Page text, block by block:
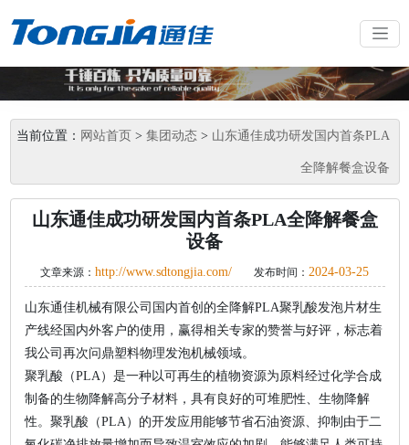
当前位置： 网站首页 > 集团动态> 山东通佳成功研发国内首条PLA
全降解餐盒设备
山东通佳成功研发国内首条PLA全降解餐盒
设备
文章来源： http://www.sdtongjia.com/ 发布时间： 2024-03-25
山东通佳机械有限公司国内首创的全降解PLA聚乳酸发泡片材生
产线经国内外客户的使用，赢得相关专家的赞誉与好评，标志着
我公司再次问鼎塑料物理发泡机械领域。
聚乳酸（PLA）是一种以可再生的植物资源为原料经过化学合成
制备的生物降解高分子材料，具有良好的可堆肥性、生物降解
性。聚乳酸（PLA）的开发应用能够节省石油资源、抑制由于二